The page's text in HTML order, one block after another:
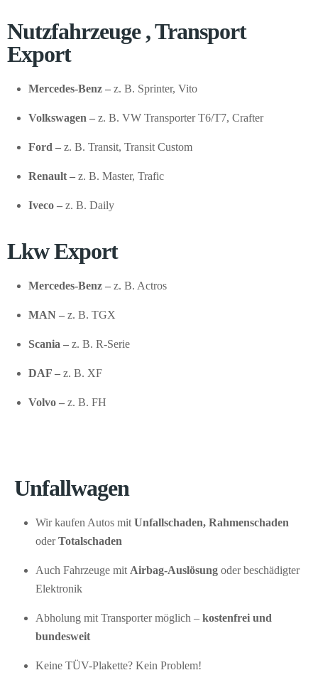
Nutzfahrzeuge , Transport
Export
Mercedes-Benz – z. B. Sprinter, Vito
Volkswagen – z. B. VW Transporter T6/T7, Crafter
Ford – z. B. Transit, Transit Custom
Renault – z. B. Master, Trafic
Iveco – z. B. Daily
Lkw Export
Mercedes-Benz – z. B. Actros
MAN – z. B. TGX
Scania – z. B. R-Serie
DAF – z. B. XF
Volvo – z. B. FH
Unfallwagen
Wir kaufen Autos mit Unfallschaden, Rahmenschaden
oderTotalschaden
Auch Fahrzeuge mit Airbag-Auslösung oder beschädigter
Elektronik
Abholung mit Transporter möglich – kostenfrei und
bundesweit
Keine TÜV-Plakette? Kein Problem!